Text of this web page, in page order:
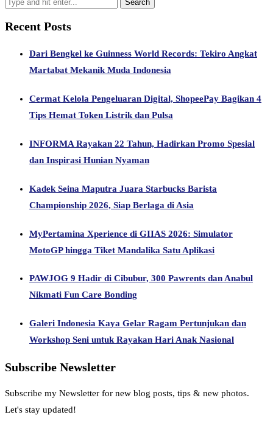
Recent Posts
Dari Bengkel ke Guinness World Records: Tekiro Angkat
Martabat Mekanik Muda Indonesia
Cermat Kelola Pengeluaran Digital, ShopeePay Bagikan 4
Tips Hemat Token Listrik dan Pulsa
INFORMA Rayakan 22 Tahun, Hadirkan Promo Spesial
dan Inspirasi Hunian Nyaman
Kadek Seina Maputra Juara Starbucks Barista
Championship 2026, Siap Berlaga di Asia
MyPertamina Xperience di GIIAS 2026: Simulator
MotoGP hingga Tiket Mandalika Satu Aplikasi
PAWJOG 9 Hadir di Cibubur, 300 Pawrents dan Anabul
Nikmati Fun Care Bonding
Galeri Indonesia Kaya Gelar Ragam Pertunjukan dan
Workshop Seni untuk Rayakan Hari Anak Nasional
Subscribe Newsletter
Subscribe my Newsletter for new blog posts, tips & new photos.
Let's stay updated!